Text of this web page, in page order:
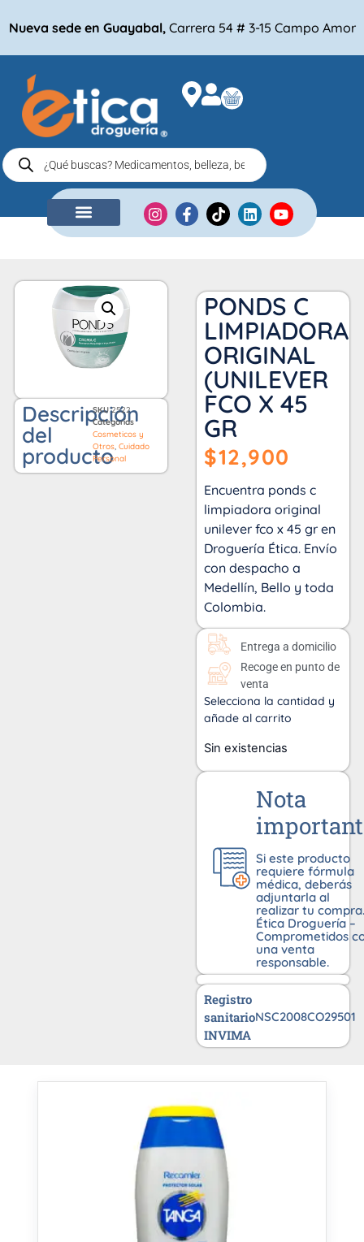
Nueva sede en Guayabal, Carrera 54 # 3-15 Campo Amor
Descripción
del
producto
SKU2522
Categorías
Cosmeticos y
Otros, Cuidado
Personal
PONDS C
LIMPIADORA
ORIGINAL
(UNILEVER
FCO X 45
GR
$12,900
Encuentra ponds c
limpiadora original
unilever fco x 45 gr en
Droguería Ética. Envío
con despacho a
Medellín, Bello y toda
Colombia.
Entrega a domicilio
Recoge en punto de
venta
Selecciona la cantidad y
añade al carrito
Sin existencias
Nota
Si este producto
requiere fórmula
médica, deberás
adjuntarla al
realizar tu compra.
Ética Droguería –
Comprometidos
una venta
responsable.
Registro
sanitario
INVIMA
NSC2008CO29501